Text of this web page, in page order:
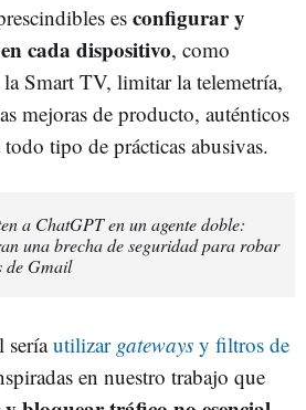
es configurar y
cada dispositivo, como
Smart TV, limitar la telemetría,
mejoras de producto, auténticos
tipo de prácticas abusivas.
a ChatGPT en un agente doble:
una brecha de seguridad para robar
de Gmail
seríautilizar gateways y filtros de
en nuestro trabajo que